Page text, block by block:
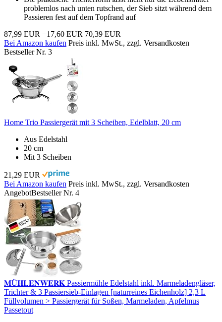
problemlos nach unten rutschen, der Sieb sitzt während dem
Passieren fest auf dem Topfrand auf
87,99 EUR −17,60 EUR 70,39 EUR
Bei Amazon kaufen Preis inkl. MwSt., zzgl. Versandkosten
Bestseller Nr. 3
Home Trio Passiergerät mit 3 Scheiben, Edelblatt, 20 cm
Aus Edelstahl
20 cm
Mit 3 Scheiben
21,29 EUR
Bei Amazon kaufen Preis inkl. MwSt., zzgl. Versandkosten
AngebotBestseller Nr. 4
𝐌Ü𝐇𝐋𝐄𝐍𝐖𝐄𝐑𝐊 Passiermühle Edelstahl inkl. Marmeladengläser,
Trichter & 3 Passiersieb-Einlagen [naturreines Eichenholz] 2,3 L
Füllvolumen > Passiergerät für Soßen, Marmeladen, Apfelmus
Passetout